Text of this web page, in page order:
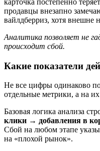
карточка постепенно
продавцы внезапно
вайлдберриз, хотя внешне
Аналитика позволяет не
происходит сбой.
Какие показатели
Не все цифры одинаково
отдельные метрики, а на их
Базовая логика анализа
клики → добавления в
Сбой на любом этапе
на «плохой рынок».